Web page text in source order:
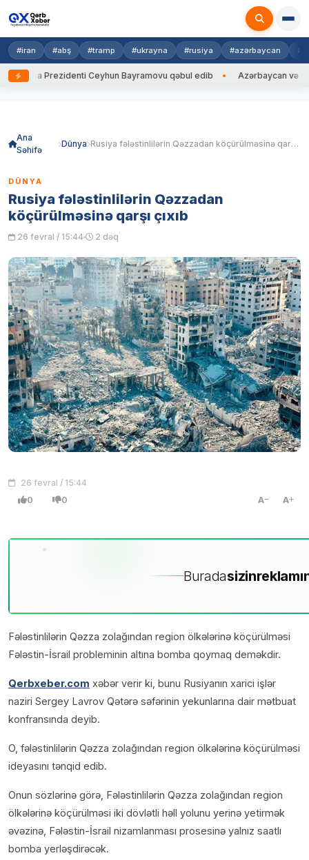
#iran #abş #tramp #ukrayna #rusiya #azərbaycan
Prezidenti Ceyhun Bayramovu qəbul edib Azərbaycan və
Ana
Səhifə
Dünya Rusiya fələstinlilərin Qəzzadan köçürülməsinə qarşı çıxıb
DÜNYA
Rusiya fələstinlilərin Qəzzadan
köçürülməsinə qarşı çıxıb
26 fevral / 15:44 2 dəq
26 fevral / 15:44
0 0 A A
Buradasizin
Fələstinlilərin Qəzza zolağından region ölkələrinə köçürülməsi
Fələstin-İsrail probleminin altına bomba qoymaq deməkdir.
Qerbxeber.com xəbər verir ki, bunu Rusiyanın xarici işlər
naziri Sergey Lavrov Qətərə səfərinin yekunlarına dair mətbuat
konfransında deyib.
O, fələstinlilərin Qəzza zolağından region ölkələrinə köçürülməsi
ideyasını tənqid edib.
Onun sözlərinə görə, Fələstinlilərin Qəzza zolağından region
ölkələrinə köçürülməsi iki dövlətli həll yolunu yerinə yetirmək
əvəzinə, Fələstin-İsrail nizamlanması prosesinə yalnız saatlı
bomba yerləşdirəcək.